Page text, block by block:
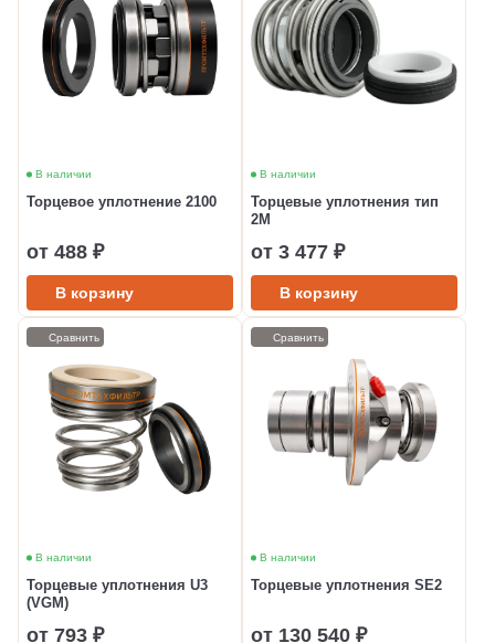
В наличии
Торцевое уплотнение 2100
от 488 ₽
В корзину
В наличии
Торцевые уплотнения тип
2M
от 3 477 ₽
В корзину
В наличии
Торцевые уплотнения U3
(VGM)
от 793 ₽
Сравнить
В наличии
Торцевые уплотнения SE2
от 130 540 ₽
Сравнить